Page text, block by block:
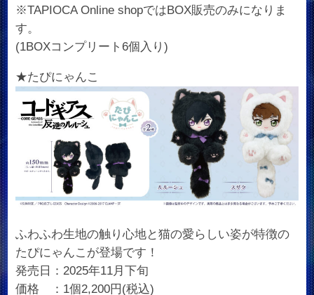
※TAPIOCA Online shopではBOX販売のみになりま
す。
(1BOXコンプリート6個入り)
★たぴにゃんこ
ふわふわ生地の触り心地と猫の愛らしい姿が特徴の
たぴにゃんこが登場です！
発売日：2025年11月下旬
価格 ：1個2,200円(税込)